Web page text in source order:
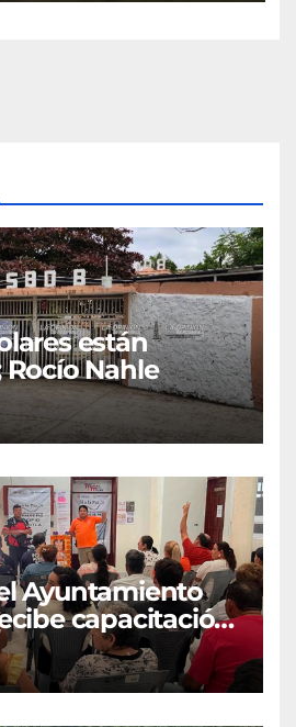
están
Nahle
Ayuntamiento
capacitación
a emergencias